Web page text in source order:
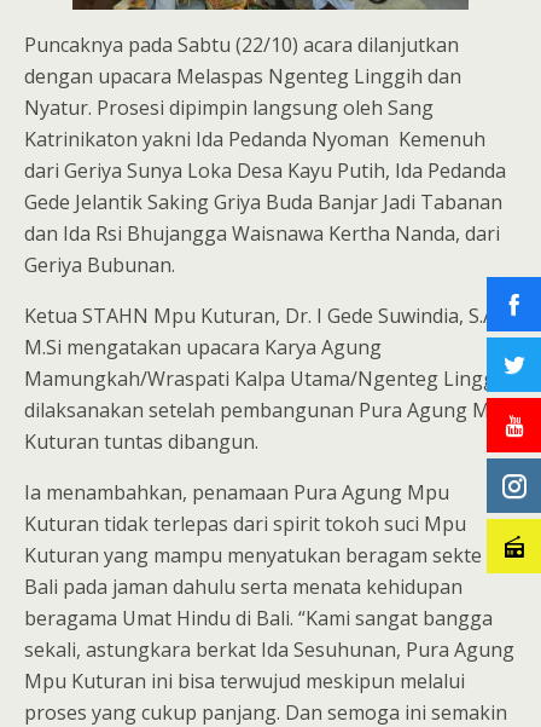
Puncaknya pada Sabtu (22/10) acara dilanjutkan
dengan upacara Melaspas Ngenteg Linggih dan
Nyatur. Prosesi dipimpin langsung oleh Sang
Katrinikaton yakni Ida Pedanda Nyoman Kemenuh
dari Geriya Sunya Loka Desa Kayu Putih, Ida Pedanda
Gede Jelantik Saking Griya Buda Banjar Jadi Tabanan
dan Ida Rsi Bhujangga Waisnawa Kertha Nanda, dari
Geriya Bubunan.
Ketua STAHN Mpu Kuturan, Dr. I Gede Suwindia, S.Ag,
M.Si mengatakan upacara Karya Agung
Mamungkah/Wraspati Kalpa Utama/Ngenteg Linggih
dilaksanakan setelah pembangunan Pura Agung Mpu
Kuturan tuntas dibangun.
Ia menambahkan, penamaan Pura Agung Mpu
Kuturan tidak terlepas dari spirit tokoh suci Mpu
Kuturan yang mampu menyatukan beragam sekte di
Bali pada jaman dahulu serta menata kehidupan
beragama Umat Hindu di Bali. “Kami sangat bangga
sekali, astungkara berkat Ida Sesuhunan, Pura Agung
Mpu Kuturan ini bisa terwujud meskipun melalui
proses yang cukup panjang. Dan semoga ini semakin